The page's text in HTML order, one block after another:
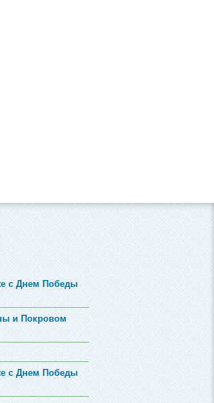
с Днем Победы
и Покровом
с Днем Победы